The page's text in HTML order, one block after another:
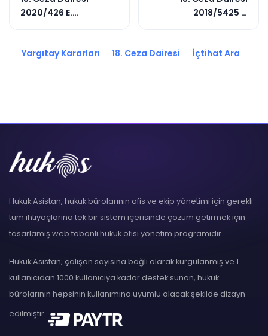
2020/426 E.
2018/5425 E.
Yargıtay Kararları 18. Ceza Dairesi İçtihat Ara
Hukuk Asistan, hukuk bürolarının ofis ve ekip yönetimi için gerekli
tüm ihtiyaçlarına tek bir sistem içerisinde çözüm getirmek için
tasarlamış web tabanlı hukuk ofisi yönetim programıdır.
Hukuk Asistan; çalışan sayısına bağlı olarak kurgulanmış ve 1
kullanıcıdan 1000 kullanıcıya kadar destek sunan, hukuk
bürolarının hepsinin kullanımına uyumlu olacak şekilde dizayn
edilmiştir.